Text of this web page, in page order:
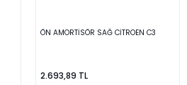
ÖN AMORTİSÖR SAĞ CİTROEN C3
2.693,89 TL